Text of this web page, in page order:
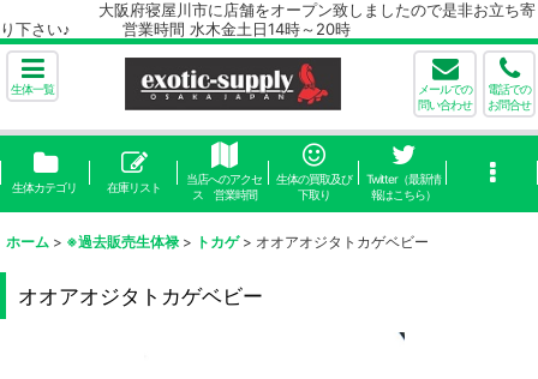
大阪府寝屋川市に店舗をオープン致しましたので是非お立ち寄
り下さい♪ 営業時間 水木金土日14時～20時
生体一覧
メールでの
問い合わせ
電話での
お問合せ
生体カテゴリ 在庫リスト
当店へのアクセ
ス 営業時間
生体の買取及び
下取り
Twitter（最新情
報はこちら）
ホーム > ※過去販売生体禄 > トカゲ > オオアオジタトカゲベビー
オオアオジタトカゲベビー